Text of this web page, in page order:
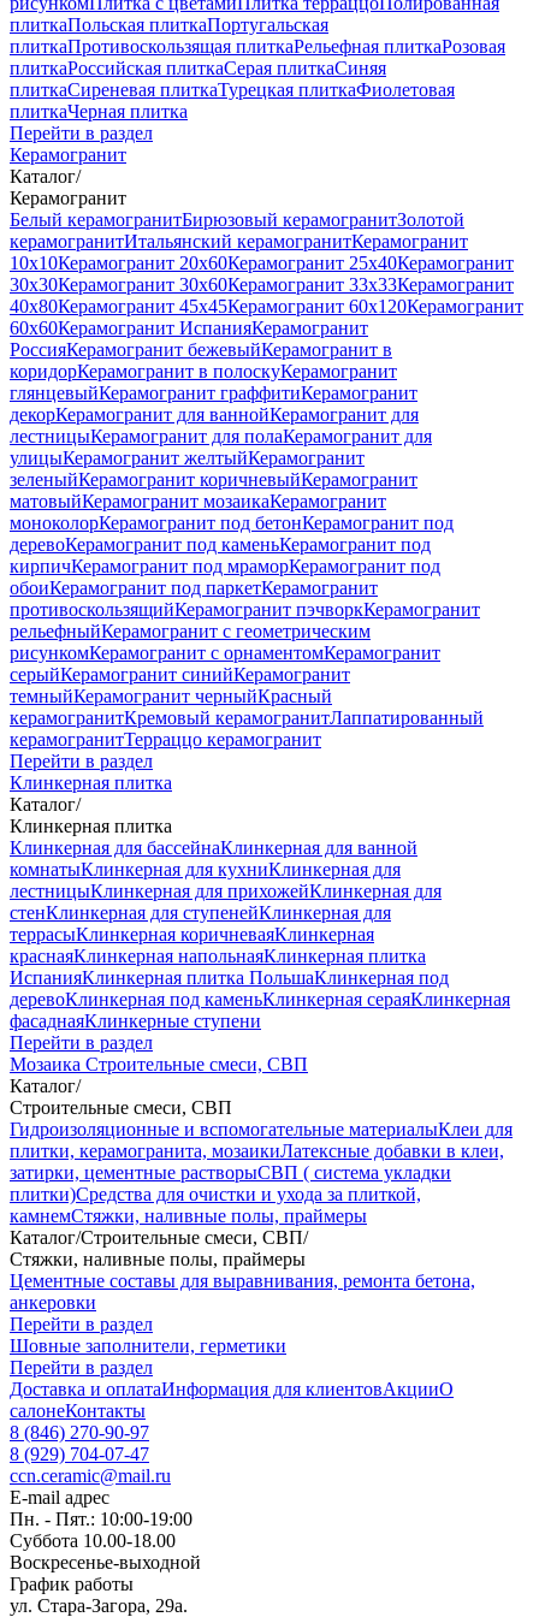
плиткаПольская плиткаПортугальская
плиткаПротивоскользящая плиткаРельефная плиткаРозовая
плиткаРоссийская плиткаСерая плиткаСиняя
плиткаСиреневая плиткаТурецкая плиткаФиолетовая
плиткаЧерная плитка
Перейти в раздел
Керамогранит
Каталог/
Керамогранит
Белый керамогранитБирюзовый керамогранитЗолотой
керамогранитИтальянский керамогранитКерамогранит
10x10Керамогранит 20x60Керамогранит 25x40Керамогранит
30x30Керамогранит 30x60Керамогранит 33x33Керамогранит
40x80Керамогранит 45x45Керамогранит 60x120Керамогранит
60x60Керамогранит ИспанияКерамогранит
РоссияКерамогранит бежевыйКерамогранит в
коридорКерамогранит в полоскуКерамогранит
глянцевыйКерамогранит граффитиКерамогранит
декорКерамогранит для ваннойКерамогранит для
лестницыКерамогранит для полаКерамогранит для
улицыКерамогранит желтыйКерамогранит
зеленыйКерамогранит коричневыйКерамогранит
матовыйКерамогранит мозаикаКерамогранит
моноколорКерамогранит под бетонКерамогранит под
деревоКерамогранит под каменьКерамогранит под
кирпичКерамогранит под мраморКерамогранит под
обоиКерамогранит под паркетКерамогранит
противоскользящийКерамогранит пэчворкКерамогранит
рельефныйКерамогранит с геометрическим
рисункомКерамогранит с орнаментомКерамогранит
серыйКерамогранит синийКерамогранит
темныйКерамогранит черныйКрасный
керамогранитКремовый керамогранитЛаппатированный
керамогранитТерраццо керамогранит
Перейти в раздел
Клинкерная плитка
Каталог/
Клинкерная плитка
Клинкерная для бассейнаКлинкерная для ванной
комнатыКлинкерная для кухниКлинкерная для
лестницыКлинкерная для прихожейКлинкерная для
стенКлинкерная для ступенейКлинкерная для
террасыКлинкерная коричневаяКлинкерная
краснаяКлинкерная напольнаяКлинкерная плитка
ИспанияКлинкерная плитка ПольшаКлинкерная под
деревоКлинкерная под каменьКлинкерная сераяКлинкерная
фасаднаяКлинкерные ступени
Перейти в раздел
Мозаика Строительные смеси, СВП
Каталог/
Строительные смеси, СВП
Гидроизоляционные и вспомогательные материалыКлеи для
плитки, керамогранита, мозаикиЛатексные добавки в клеи,
затирки, цементные растворыСВП ( система укладки
плитки)Средства для очистки и ухода за плиткой,
камнемСтяжки, наливные полы, праймеры
Каталог/Строительные смеси, СВП/
Стяжки, наливные полы, праймеры
Цементные составы для выравнивания, ремонта бетона,
анкеровки
Перейти в раздел
Шовные заполнители, герметики
Перейти в раздел
Доставка и оплатаИнформация для клиентовАкцииО
салонеКонтакты
8 (846) 270-90-97
8 (929) 704-07-47
ccn.ceramic@mail.ru
E-mail адрес
Пн. - Пят.: 10:00-19:00
Суббота 10.00-18.00
Воскресенье-выходной
График работы
ул. Стара-Загора, 29а.